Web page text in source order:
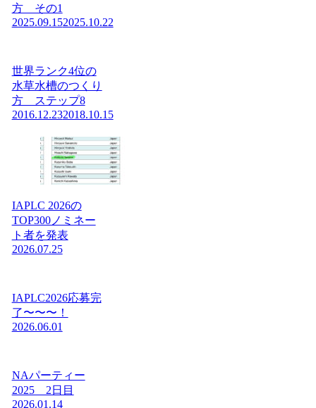
方 その1
2025.09.152025.10.22
世界ランク4位の
水草水槽のつくり
方 ステップ8
2016.12.232018.10.15
IAPLC 2026の
TOP300ノミネー
ト者を発表
2026.07.25
IAPLC2026応募完
了〜〜〜！
2026.06.01
NAパーティー
2025 2日目
2026.01.14